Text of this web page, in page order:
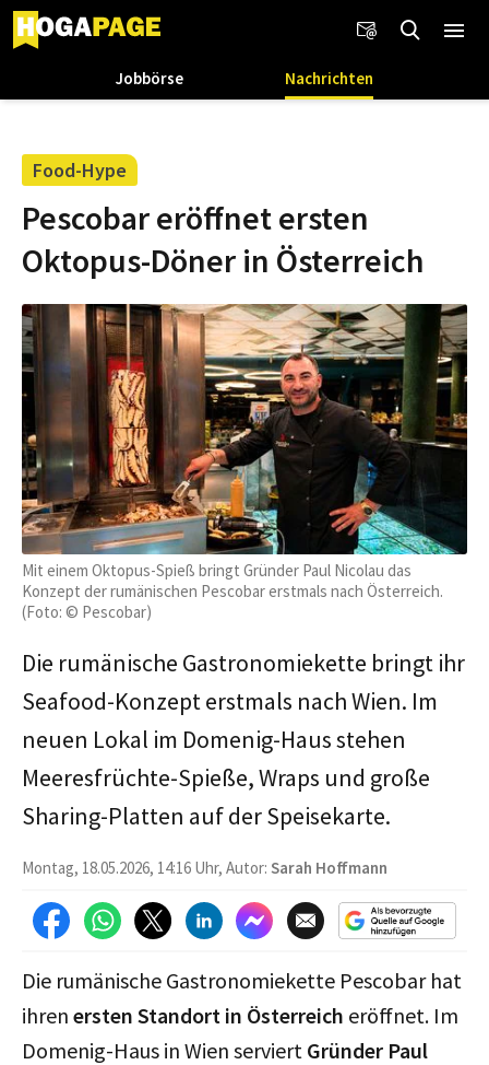
Jobbörse Nachrichten
Food-Hype
Pescobar eröffnet ersten
Oktopus-Döner in Österreich
Mit einem Oktopus-Spieß bringt Gründer Paul Nicolau das
Konzept der rumänischen Pescobar erstmals nach Österreich.
(Foto: © Pescobar)
Die rumänische Gastronomiekette bringt ihr
Seafood-Konzept erstmals nach Wien. Im
neuen Lokal im Domenig-Haus stehen
Meeresfrüchte-Spieße, Wraps und große
Sharing-Platten auf der Speisekarte.
Montag, 18.05.2026, 14:16 Uhr, Autor: Sarah Hoffmann
Die rumänische Gastronomiekette Pescobar hat
ihren ersten Standort in Österreich eröffnet. Im
Domenig-Haus in Wien serviert Gründer Paul